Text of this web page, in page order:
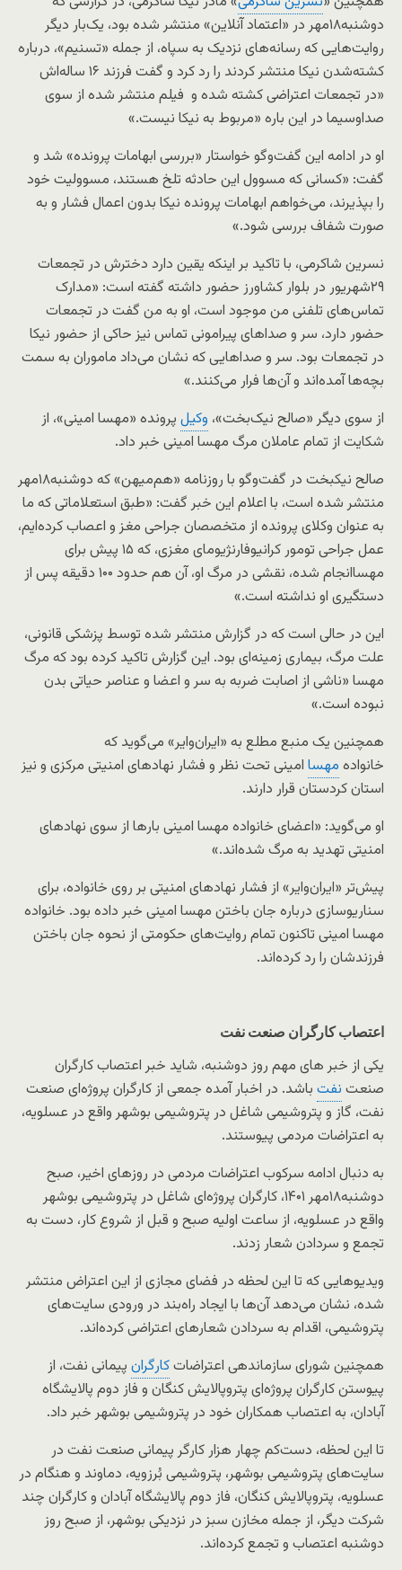
دوشنبه۱۸مهر در «اعتماد آنلاین» منتشر شده بود، یک‌بار دیگر
روایت‌هایی که رسانه‌های نزدیک به سپاه، از جمله «تسنیم»، درباره
کشته‌شدن نیکا منتشر کردند را رد کرد و گفت فرزند ۱۶ ساله‌اش
«در تجمعات اعتراضی کشته شده و فیلم منتشر شده از سوی
صداوسیما در این باره «مربوط به نیکا نیست.»
او در ادامه این گفت‌وگو خواستار «بررسی ابهامات پرونده» شد و
گفت: «کسانی که مسوول این حادثه تلخ هستند، مسوولیت خود
را بپذیرند، می‌خواهم ابهامات پرونده نیکا بدون اعمال فشار و به
صورت شفاف بررسی شود.»
نسرین شاکرمی، با تاکید بر اینکه یقین دارد دخترش در تجمعات
۲۹شهریور در بلوار کشاورز حضور داشته گفته است: «مدارک
تماس‌های تلفنی من موجود است، او به من گفت در تجمعات
حضور دارد، سر و صداهای پیرامونی تماس نیز حاکی از حضور نیکا
در تجمعات بود. سر و صداهایی که نشان می‌داد ماموران به سمت
بچه‌ها آمده‌اند و آن‌ها فرار می‌کنند.»
از سوی دیگر «صالح نیک‌بخت»، وکیل پرونده «مهسا امینی»، از
شکایت از تمام عاملان مرگ مهسا امینی خبر داد.
صالح نیکبخت‌ در گفت‌وگو با روزنامه «هم‌میهن» که دوشنبه۱۸مهر
منتشر شده است، با اعلام این خبر گفت: «طبق استعلاماتی که ما
به عنوان وکلای پرونده از متخصصان جراحی مغز و اعصاب کرده‌ایم،
عمل جراحی تومور کرانیوفارنژیومای مغزی، که ۱۵ پیش برای
مهساانجام شده، نقشی در مرگ او، آن هم حدود ۱۰۰ دقیقه پس از
دستگیری او نداشته است.»
این در حالی است که در گزارش منتشر شده توسط پزشکی قانونی،
علت مرگ، بیماری زمینه‌ای بود. این گزارش تاکید کرده بود که مرگ
مهسا «ناشی از اصابت ضربه به سر و اعضا و عناصر حیاتی بدن
نبوده است.»
همچنین یک منبع مطلع به «ایران‌وایر» می‌گوید که
خانواده مهسا امینی تحت نظر و فشار نهادهای امنیتی مرکزی و نیز
استان کردستان قرار دارند.
او می‌گوید: «اعضای خانواده مهسا امینی بارها از سوی نهادهای
امنیتی تهدید به مرگ شده‌اند.»
پیش‌تر «ایران‌وایر» از فشار نهادهای امنیتی بر روی خانواده، برای
سناریوسازی درباره جان باختن مهسا امینی خبر داده بود. خانواده
مهسا امینی تاکنون تمام روایت‌های حکومتی از نحوه جان باختن
فرزندشان را رد کرده‌اند.
اعتصاب کارگران صنعت نفت
یکی از خبر های مهم روز دوشنبه، شاید خبر اعتصاب کارگران
صنعت نفت باشد. در اخبار آمده جمعی از کارگران پروژه‌ای صنعت
نفت، گاز و پتروشیمی شاغل در پتروشیمی بوشهر واقع در عسلویه،
به اعتراضات مردمی پیوستند.
به دنبال ادامه سرکوب اعتراضات مردمی در روزهای اخیر، صبح
دوشنبه۱۸مهر ۱۴۰۱، کارگران پروژه‌ای شاغل در پتروشیمی بوشهر
واقع در عسلویه، از ساعت اولیه صبح و قبل از شروع کار، دست به
تجمع و سردادن شعار زدند.
ویدیوهایی که تا این لحظه در فضای مجازی از این اعتراض منتشر
شده، نشان می‌دهد آن‌ها با ایجاد راه‌بند در ورودی سایت‌های
پتروشیمی، اقدام به سردادن شعارهای اعتراضی کرده‌اند.
همچنین شورای سازماندهی اعتراضاتکارگران پیمانی نفت، از
پیوستن کارگران پروژه‌ای پتروپالایش کنگان و فاز دوم پالایشگاه
آبادان، به اعتصاب همکاران خود در پتروشیمی بوشهر خبر داد.
تا این لحظه، دست‌کم چهار هزار کارگر پیمانی صنعت نفت در
سایت‌های پتروشیمی‌ بوشهر، پتروشیمی بُرزویه، دماوند و هنگام در
عسلویه، پتروپالایش کنگان، فاز دوم پالایشگاه آبادان و کارگران چند
شرکت دیگر، از جمله مخازن سبز در نزدیکی بوشهر، از صبح روز
دوشنبه اعتصاب و تجمع کرده‌اند.